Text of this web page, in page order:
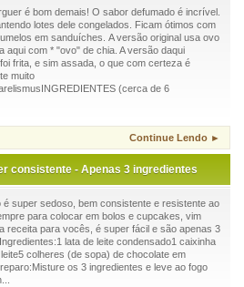
é bom demais! O sabor defumado é incrível.
lotes dele congelados. Ficam ótimos com
em sanduíches. A versão original usa ovo
aqui com * "ovo" de chia. A versão daqui
frita, e sim assada, o que com certeza é
muito
(cerca de 6
Continue Lendo ►
consistente - Apenas 3 ingredientes
é super sedoso, bem consistente e resistente ao
para colocar em bolos e cupcakes, vim
receita para vocês, é super fácil e são apenas 3
lata de leite condensado1 caixinha
colheres (de sopa) de chocolate em
os 3 ingredientes e leve ao fogo